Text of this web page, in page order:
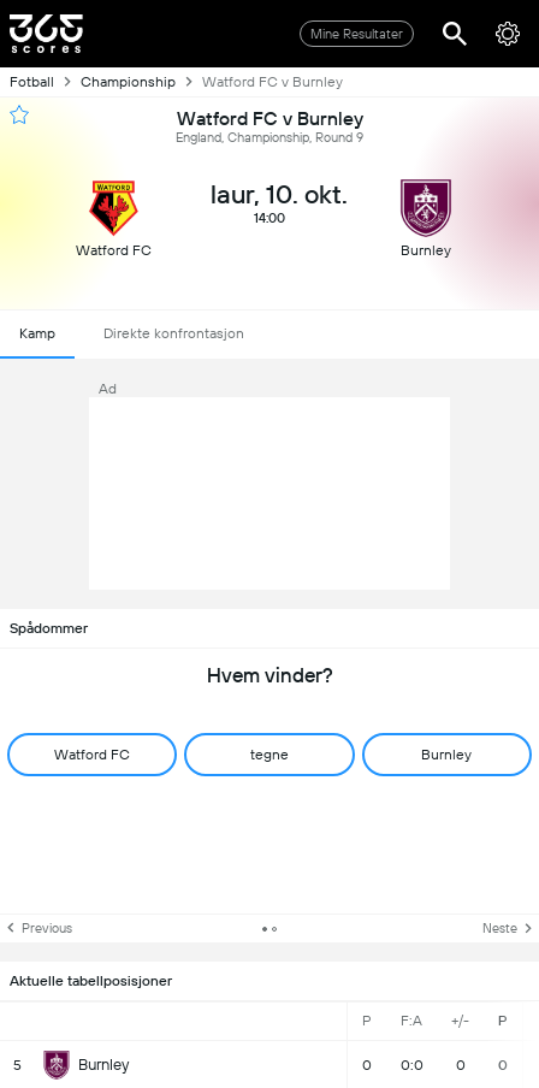
Mine Resultater
Fotball Championship Watford FC v Burnley
Watford FC v Burnley
England, Championship, Round 9
Watford FC
laur, 10. okt.
14:00
Burnley
Kamp Direkte konfrontasjon
Ad
Spådommer
Hvem vinder?
Watford FC tegne Burnley
Previous Neste
Aktuelle tabellposisjoner
P F:A +/- P
5 Burnley 0 0:0 0 0